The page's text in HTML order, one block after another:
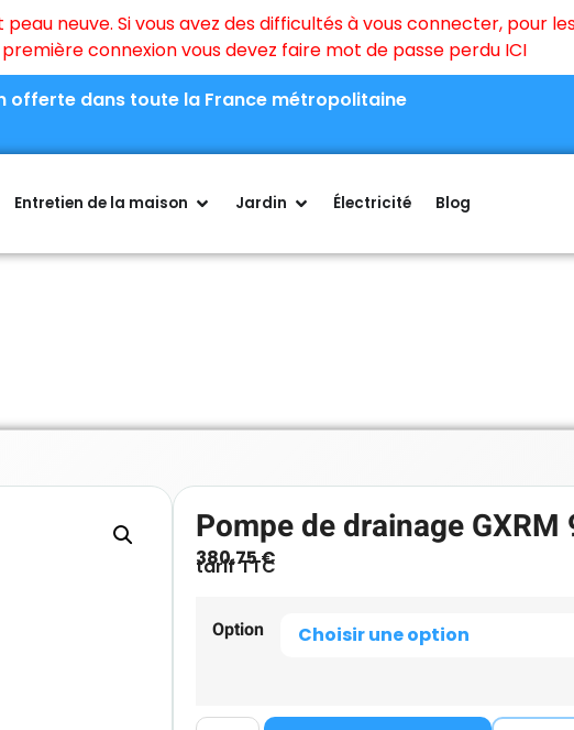
neuve. Si vous avez des difficultés à vous connecter, pour
connexion vous devez faire mot de passe perdu ICI
offerte dans toute la France métropolitaine
Entretien de la maison Jardin Électricité Blog
Pompe de drainage GXRM
380.75€
tarif TTC
Option